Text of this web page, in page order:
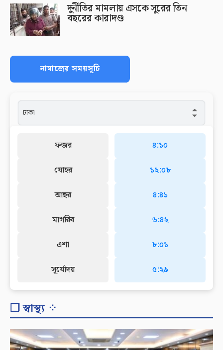
দুর্নীতির মামলায় এসকে সুরের তিন
বছরের কারাদণ্ড
নামাজের সময়সূচি
ফজর
যোহর
আছর
মাগরিব
এশা
সূর্যোদয়
৪:১০
১২:০৮
৪:৪১
৬:৪২
৮:০১
৫:২৯
❐ স্বাস্থ্য ⁘